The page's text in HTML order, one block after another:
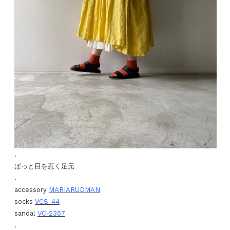
.
ぱっと目を惹く足元
.
accessory MARIARUDMAN
socks VCS-44
sandal VC-2357
.